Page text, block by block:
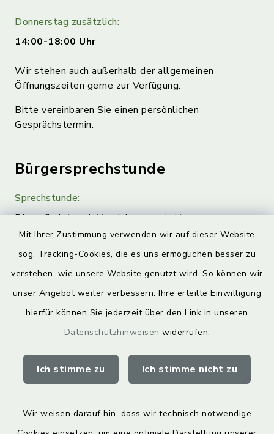
Mit Ihrer Zustimmung verwenden wir auf dieser Website
sog. Tracking-Cookies, die es uns ermöglichen besser zu
verstehen, wie unsere Website genutzt wird. So können wir
unser Angebot weiter verbessern. Ihre erteilte Einwilligung
hierfür können Sie jederzeit über den Link in unseren
Datenschutzhinweisen widerrufen.
Ich stimme zu Ich stimme nicht zu
Wir weisen darauf hin, dass wir technisch notwendige
Donnerstag zusätzlich:
14:00-18:00 Uhr
Wir stehen auch außerhalb der allgemeinen
Öffnungszeiten gerne zur Verfügung.
Bitte vereinbaren Sie einen persönlichen
Gesprächstermin.
Bürgersprechstunde
Sprechstunde:
Diese findet nach Vereinbarung statt.
Weitere Informationen finden Sie hier.
Quicklinks
Landkreis Lichtenfels
geoPortal Lichtenfels